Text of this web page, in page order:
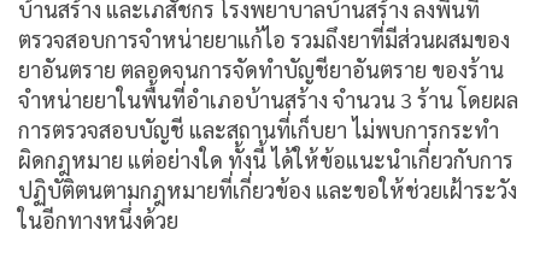
บ้านสร้าง และเภสัชกร โรงพยาบาลบ้านสร้าง ลงพื้นที่
ตรวจสอบการจำหน่ายยาแก้ไอ รวมถึงยาที่มีส่วนผสมของ
ยาอันตราย ตลอดจนการจัดทำบัญชียาอันตราย ของร้าน
จำหน่ายยาในพื้นที่อำเภอบ้านสร้าง จำนวน 3 ร้าน โดยผล
การตรวจสอบบัญชี และสถานที่เก็บยา ไม่พบการกระทำ
ผิดกฎหมาย แต่อย่างใด ทั้งนี้ ได้ให้ข้อแนะนำเกี่ยวกับการ
ปฏิบัติตนตามกฎหมายที่เกี่ยวข้อง และขอให้ช่วยเฝ้าระวัง
ในอีกทางหนึ่งด้วย